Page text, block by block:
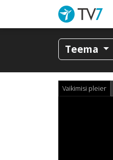
Teema
Vaikimisi pleier